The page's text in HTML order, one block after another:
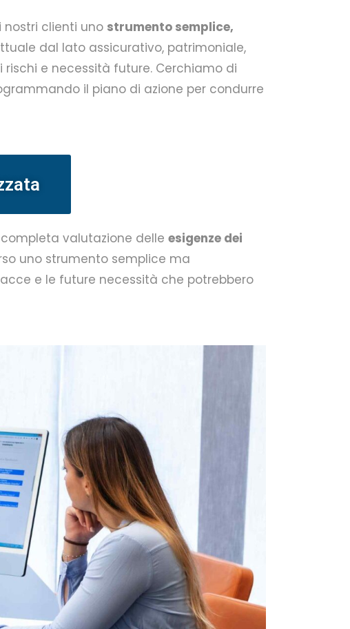
clienti uno strumento semplice,
dal lato assicurativo, patrimoniale,
e necessità future. Cerchiamo di
il piano di azione per condurre
valutazione delle esigenze dei
uno strumento semplice ma
e le future necessità che potrebbero